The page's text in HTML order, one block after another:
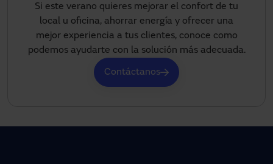
Si este verano quieres mejorar el confort de tu
local u oficina, ahorrar energía y ofrecer una
mejor experiencia a tus clientes, conoce como
podemos ayudarte con la solución más adecuada.
Contáctanos